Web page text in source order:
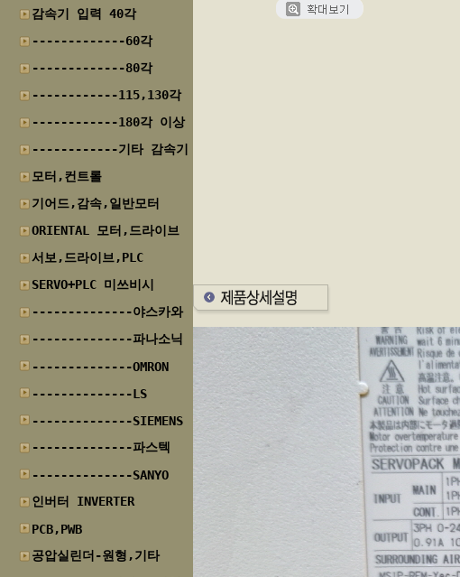
감속기 입력 40각
-------------60각
-------------80각
------------115,130각
------------180각 이상
------------기타 감속기
모터,컨트롤
기어드,감속,일반모터
ORIENTAL 모터,드라이브
서보,드라이브,PLC
SERVO+PLC 미쓰비시
--------------야스카와
--------------파나소닉
--------------OMRON
--------------LS
--------------SIEMENS
--------------파스텍
--------------SANYO
인버터 INVERTER
PCB,PWB
공압실린더-원형,기타